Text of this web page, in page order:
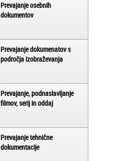
Prevajanje osebnih
dokumentov
Prevajanje dokumenatov s
področja izobraževanja
Prevajanje, podnaslavljanje
filmov, serij in oddaj
Prevajanje tehnične
dokumentacije